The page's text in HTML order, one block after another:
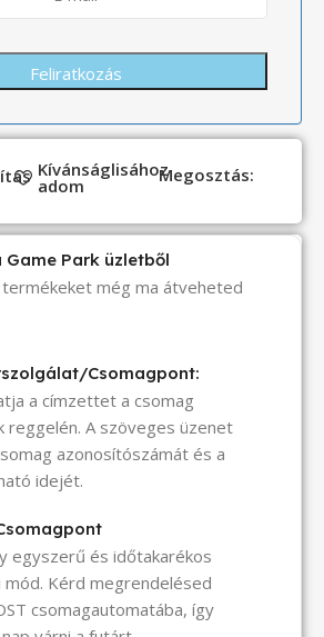
Kívánságlisához
adom Megosztás:
Game Park üzletből
még ma átveheted
Csomagpont:
a címzettet a csomag
reggelén. A szöveges üzenet
azonosítószámát és a
idejét.
egyszerű és időtakarékos
Kérd megrendelésed
csomagautomatába, így